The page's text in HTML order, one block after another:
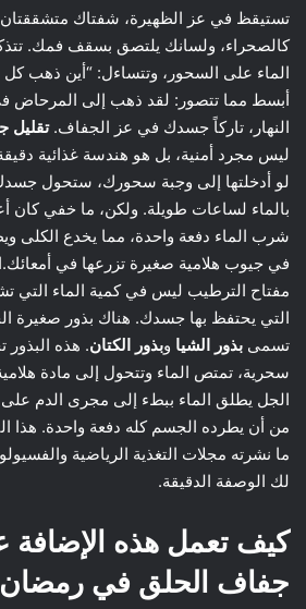
تستيقظ في عز الظهيرة، شفتاك
كالصحراء، ولسانك يلتصق بسقف فمك.
الماء على السحور، وتتساءل: “أين ذهب كل
أبسط مما تتصور: لقد ذهب إلى المرحاض
النهار، تاركاً جسدك في عز الجفاف.تقليل
ليس مجرد أمنية، بل هو هندسة غذائية
لو أدخلتها إلى وجبة سحورك، ستحول
بالماء لساعات طويلة. ولكن، ما خفي كان
شرب الماء دفعة واحدة، مما يخدع الكلى
في جيوب هلامية صغيرة تزرعها في
مفتاح الترطيب ليس في كمية الماء التي
التي يحتفظ بها جسدك. هناك بذور صغيرة
تسمى بذور الشيا وبذور الكتان. هذه البذور
سحرية، تمتص الماء وتتحول إلى مادة
من أن يطرده الجسم كله دفعة واحدة. هذا
لك الوصفة الدقيقة.
كيف تعمل هذه الإضافة
جفاف الحلق في